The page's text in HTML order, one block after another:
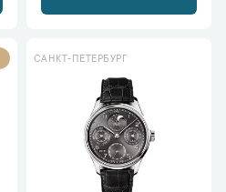
САНКТ-ПЕТЕРБУРГ